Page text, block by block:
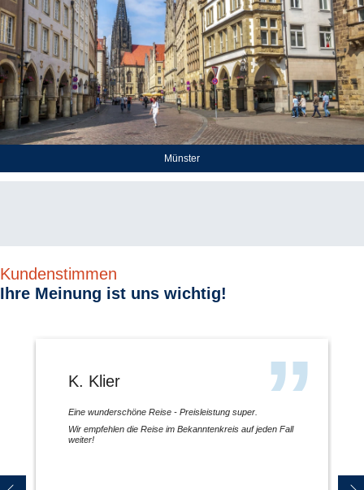
Münster
Kundenstimmen
Ihre Meinung ist uns wichtig!
K. Klier
Eine wunderschöne Reise - Preisleistung super.
Wir empfehlen die Reise im Bekanntenkreis auf jeden Fall
weiter!